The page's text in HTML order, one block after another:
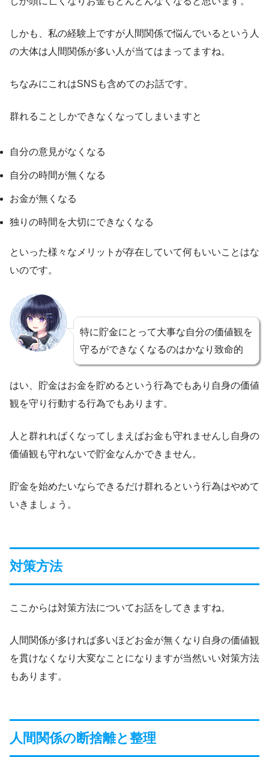
しかも、私の経験上ですが人間関係で悩んでいるという人
の大体は人間関係が多い人が当てはまってますね。
ちなみにこれはSNSも含めてのお話です。
群れることしかできなくなってしまいますと
自分の意見がなくなる
自分の時間が無くなる
お金が無くなる
独りの時間を大切にできなくなる
といった様々なメリットが存在していて何もいいことはな
いのです。
特に貯金にとって大事な自分の価値観を
守るができなくなるのはかなり致命的
はい、貯金はお金を貯めるという行為でもあり自身の価値
観を守り行動する行為でもあります。
人と群れればくなってしまえばお金も守れませんし自身の
価値観も守れないで貯金なんかできません。
貯金を始めたいならできるだけ群れるという行為はやめて
いきましょう。
対策方法
ここからは対策方法についてお話をしてきますね。
人間関係が多ければ多いほどお金が無くなり自身の価値観
を貫けなくなり大変なことになりますが当然いい対策方法
もあります。
人間関係の断捨離と整理